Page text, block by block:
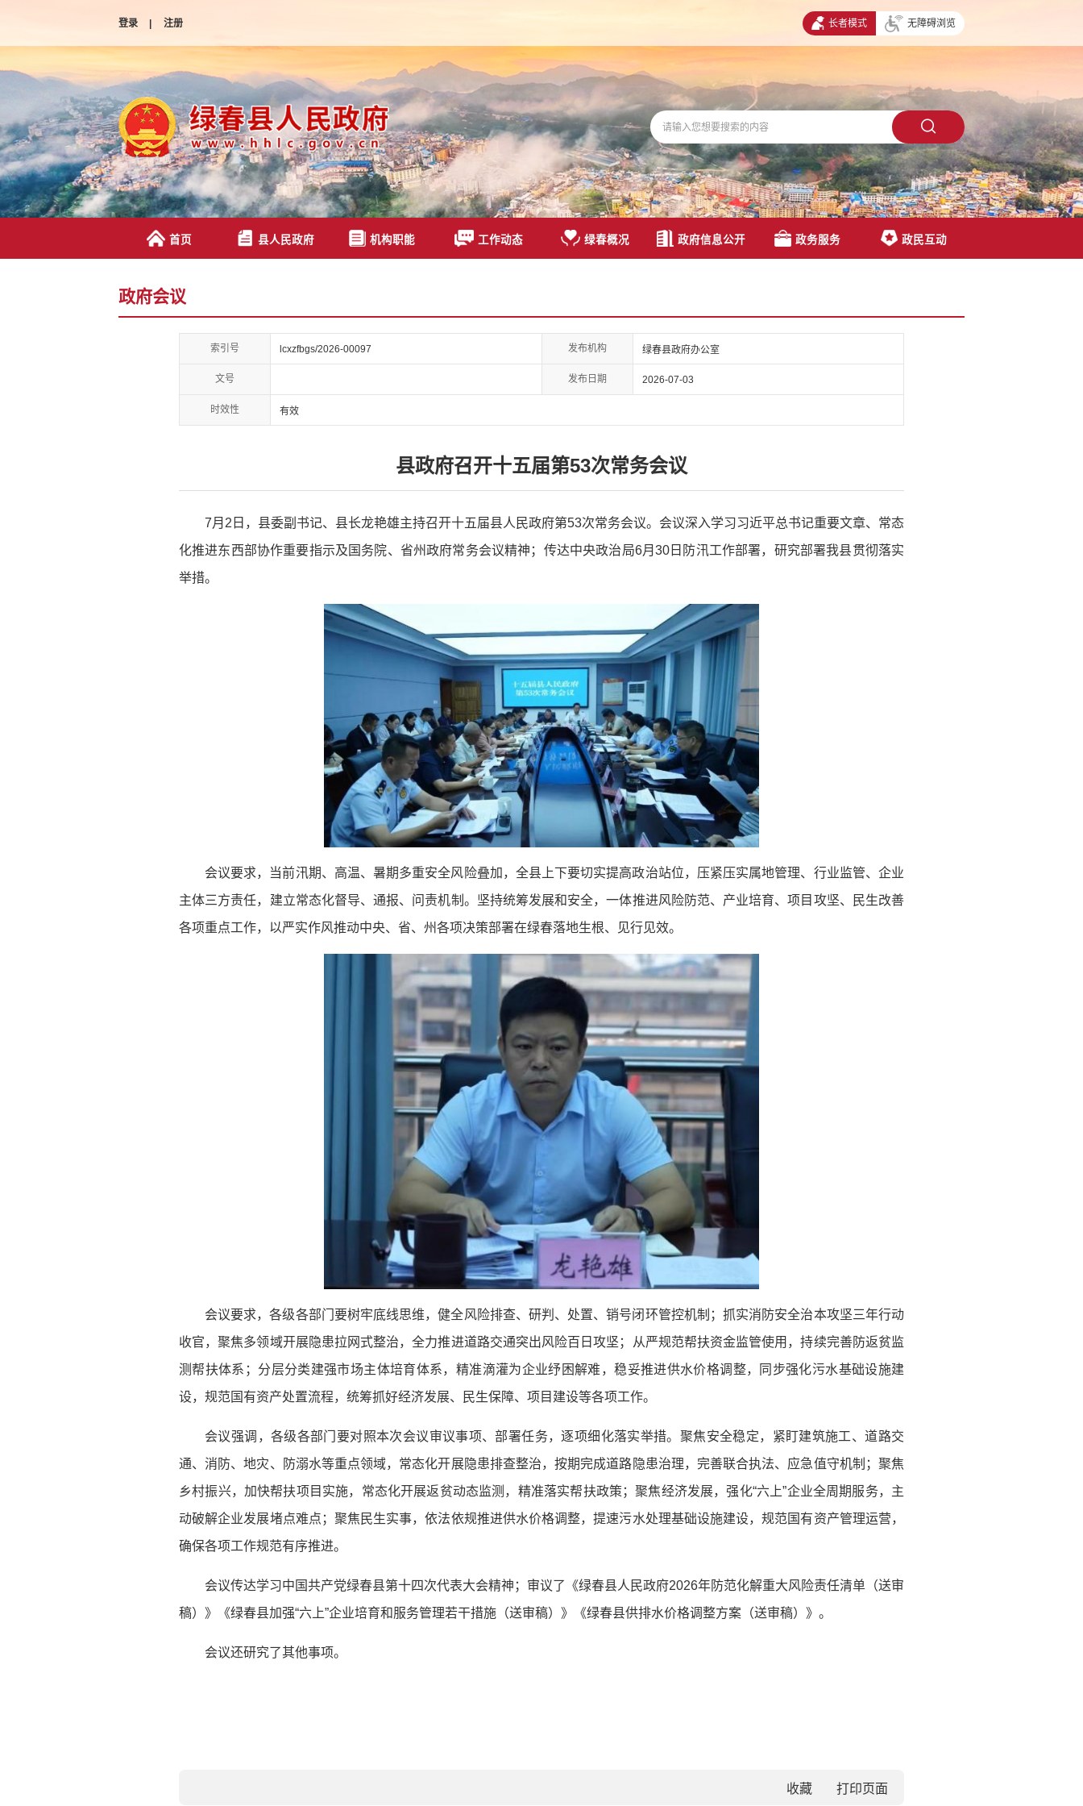
登录 | 注册 长者模式 无障碍浏览
首页 县人民政府 机构职能 工作动态 绿春概况 政府信息公开 政务服务 政民互动
政府会议
索引号 lcxzfbgs/2026-00097 发布机构 绿春县政府办公室
文号 发布日期 2026-07-03
时效性 有效
县政府召开十五届第53次常务会议
7月2日，县委副书记、县长龙艳雄主持召开十五届县人民政府第53次常务会议。会议深入学习习近平总书记重要文章、常态
化推进东西部协作重要指示及国务院、省州政府常务会议精神；传达中央政治局6月30日防汛工作部署，研究部署我县贯彻落实
举措。
会议要求，当前汛期、高温、暑期多重安全风险叠加，全县上下要切实提高政治站位，压紧压实属地管理、行业监管、企业
主体三方责任，建立常态化督导、通报、问责机制。坚持统筹发展和安全，一体推进风险防范、产业培育、项目攻坚、民生改善
各项重点工作，以严实作风推动中央、省、州各项决策部署在绿春落地生根、见行见效。
会议要求，各级各部门要树牢底线思维，健全风险排查、研判、处置、销号闭环管控机制；抓实消防安全治本攻坚三年行动
收官，聚焦多领域开展隐患拉网式整治，全力推进道路交通突出风险百日攻坚；从严规范帮扶资金监管使用，持续完善防返贫监
测帮扶体系；分层分类建强市场主体培育体系，精准滴灌为企业纾困解难，稳妥推进供水价格调整，同步强化污水基础设施建
设，规范国有资产处置流程，统筹抓好经济发展、民生保障、项目建设等各项工作。
会议强调，各级各部门要对照本次会议审议事项、部署任务，逐项细化落实举措。聚焦安全稳定，紧盯建筑施工、道路交
通、消防、地灾、防溺水等重点领域，常态化开展隐患排查整治，按期完成道路隐患治理，完善联合执法、应急值守机制；聚焦
乡村振兴，加快帮扶项目实施，常态化开展返贫动态监测，精准落实帮扶政策；聚焦经济发展，强化“六上”企业全周期服务，主
动破解企业发展堵点难点；聚焦民生实事，依法依规推进供水价格调整，提速污水处理基础设施建设，规范国有资产管理运营，
确保各项工作规范有序推进。
会议传达学习中国共产党绿春县第十四次代表大会精神；审议了《绿春县人民政府2026年防范化解重大风险责任清单（送审
稿）》《绿春县加强“六上”企业培育和服务管理若干措施（送审稿）》《绿春县供排水价格调整方案（送审稿）》。
会议还研究了其他事项。
收藏